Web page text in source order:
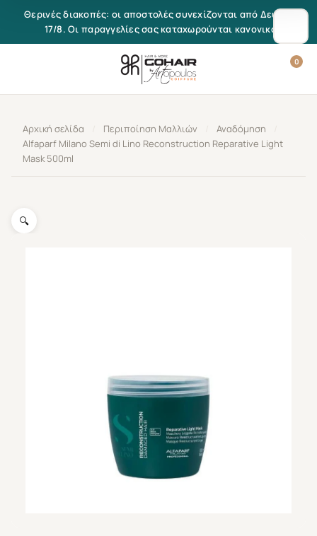
Μετάβαση στο περιεχόμενο
Θερινές διακοπές: οι αποστολές συνεχίζονται από Δευτέρα
17/8. Οι παραγγελίες σας καταχωρούνται κανονικά.
0
Αρχική σελίδα Περιποίηση Μαλλιών Αναδόμηση
Alfaparf Milano Semi di Lino Reconstruction Reparative Light
Mask 500ml
🔍